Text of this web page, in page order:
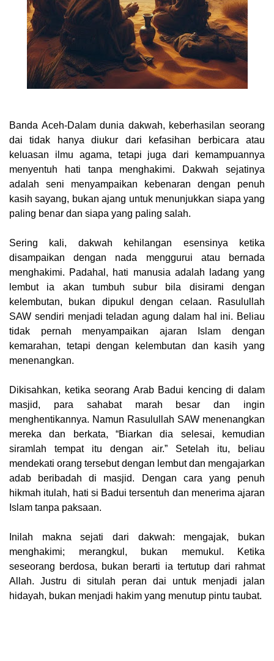
Banda Aceh-Dalam dunia dakwah, keberhasilan seorang
dai tidak hanya diukur dari kefasihan berbicara atau
keluasan ilmu agama, tetapi juga dari kemampuannya
menyentuh hati tanpa menghakimi. Dakwah sejatinya
adalah seni menyampaikan kebenaran dengan penuh
kasih sayang, bukan ajang untuk menunjukkan siapa yang
paling benar dan siapa yang paling salah.
Sering kali, dakwah kehilangan esensinya ketika
disampaikan dengan nada menggurui atau bernada
menghakimi. Padahal, hati manusia adalah ladang yang
lembut ia akan tumbuh subur bila disirami dengan
kelembutan, bukan dipukul dengan celaan. Rasulullah
SAW sendiri menjadi teladan agung dalam hal ini. Beliau
tidak pernah menyampaikan ajaran Islam dengan
kemarahan, tetapi dengan kelembutan dan kasih yang
menenangkan.
Dikisahkan, ketika seorang Arab Badui kencing di dalam
masjid, para sahabat marah besar dan ingin
menghentikannya. Namun Rasulullah SAW menenangkan
mereka dan berkata, “Biarkan dia selesai, kemudian
siramlah tempat itu dengan air.”Setelah itu, beliau
mendekati orang tersebut dengan lembut dan mengajarkan
adab beribadah di masjid. Dengan cara yang penuh
hikmah itulah, hati si Badui tersentuh dan menerima ajaran
Islam tanpa paksaan.
Inilah makna sejati dari dakwah: mengajak, bukan
menghakimi; merangkul, bukan memukul. Ketika
seseorang berdosa, bukan berarti ia tertutup dari rahmat
Allah. Justru di situlah peran dai untuk menjadi jalan
hidayah, bukan menjadi hakim yang menutup pintu taubat.